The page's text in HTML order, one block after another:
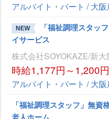
アルバイト・パート / 大
NEW
「福祉調理スタッ
イサービス
株式会社SOYOKAZE/新
時給1,177円～1,200円
アルバイト・パート / 大
「福祉調理スタッフ」無